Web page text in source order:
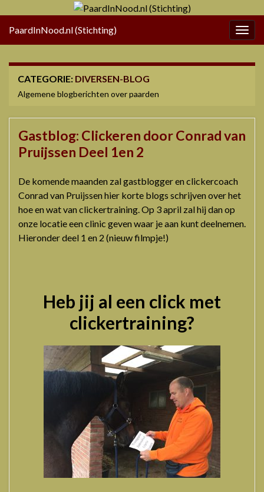
PaardInNood.nl (Stichting)
CATEGORIE: DIVERSEN-BLOG
Algemene blogberichten over paarden
Gastblog: Clickeren door Conrad van
Pruijssen Deel 1en 2
De komende maanden zal gastblogger en clickercoach
Conrad van Pruijssen hier korte blogs schrijven over het
hoe en wat van clickertraining. Op 3 april zal hij dan op
onze locatie een clinic geven waar je aan kunt deelnemen.
Hieronder deel 1 en 2 (nieuw filmpje!)
Heb jij al een click met
clickertraining?